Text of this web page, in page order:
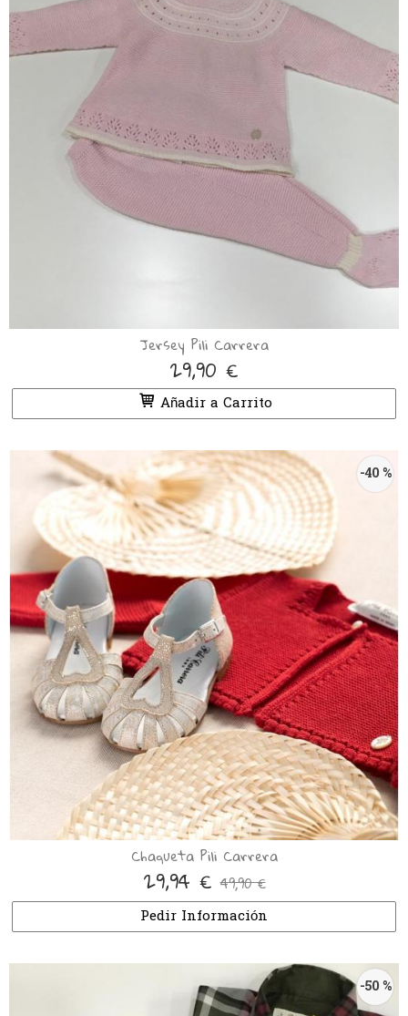
Jersey Pili Carrera
29,90 €
Añadir a Carrito
-40 %
Chaqueta Pili Carrera
29,94 €49,90 €
Pedir Información
-50 %